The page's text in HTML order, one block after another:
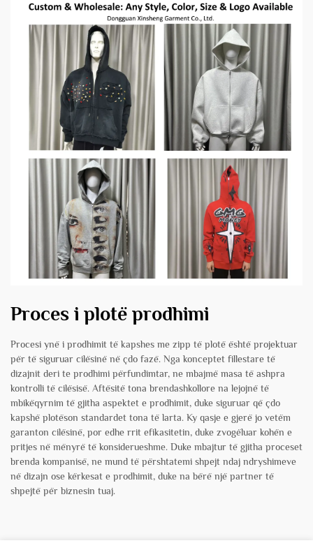
Proces i plotë prodhimi
Procesi ynë i prodhimit të kapshes me zipp të plotë është projektuar
për të siguruar cilësinë në çdo fazë. Nga konceptet fillestare të
dizajnit deri te prodhimi përfundimtar, ne mbajmë masa të ashpra
kontrolli të cilësisë. Aftësitë tona brendashkollore na lejojnë të
mbikëqyrnim të gjitha aspektet e prodhimit, duke siguruar që çdo
kapshë plotëson standardet tona të larta. Ky qasje e gjerë jo vetëm
garanton cilësinë, por edhe rrit efikasitetin, duke zvogëluar kohën e
pritjes në mënyrë të konsiderueshme. Duke mbajtur të gjitha proceset
brenda kompanisë, ne mund të përshtatemi shpejt ndaj ndryshimeve
në dizajn ose kërkesat e prodhimit, duke na bërë një partner të
shpejtë për biznesin tuaj.